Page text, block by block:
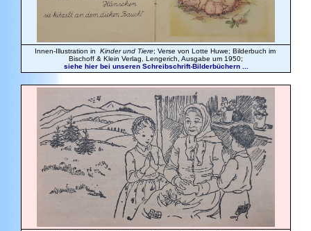
Innen-Illustration in Kinder und Tiere; Verse von Lotte Huwe; Bilderbuch im
Bischoff & Klein Verlag, Lengerich, Ausgabe um 1950;
siehe hier bei unseren Schreibschrift-Bilderbüchern ...